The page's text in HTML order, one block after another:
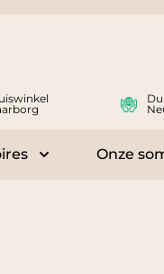
for Delicatessen
Toggle submenu
Onze